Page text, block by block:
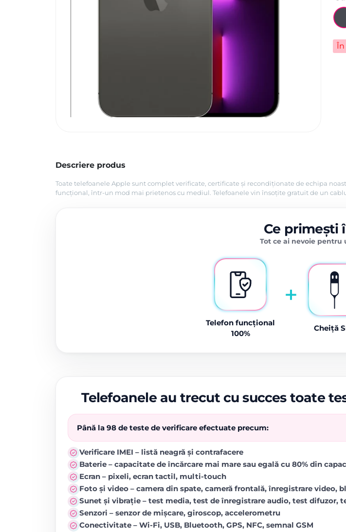
În
Descriere produs
Toate telefoanele Apple sunt complet verificate, certificate și recondiționate de echipa
funcțional, într-un mod mai prietenos cu mediul. Telefoanele vin însoțite gratuit de un
Ce primești
Tot ce ai nevoie pentru
Telefon funcțional
100%
+
Cheiță
Telefoanele au trecut cu succes toate
Până la 98 de teste de verificare efectuate precum:
Verificare IMEI – listă neagră și contrafacere
Baterie – capacitate de încărcare mai mare sau egală cu 80% din
Ecran – pixeli, ecran tactil, multi-touch
Foto și video – camera din spate, cameră frontală, înregistrare video,
Sunet și vibrație – test media, test de înregistrare audio, test difuzor,
Senzori – senzor de mișcare, giroscop, accelerometru
Conectivitate – Wi-Fi, USB, Bluetooth, GPS, NFC, semnal GSM